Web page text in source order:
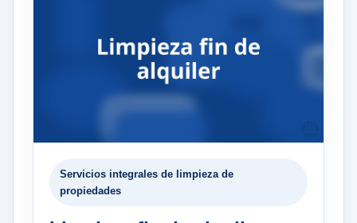
Servicios integrales de limpieza de
propiedades